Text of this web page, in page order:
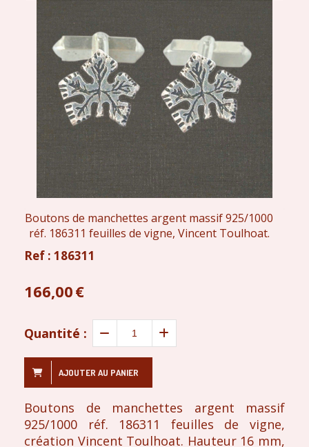
Boutons de manchettes argent massif 925/1000
réf. 186311 feuilles de vigne, Vincent Toulhoat.
Ref : 186311
166,00€
Quantité :
AJOUTER AU PANIER
Boutons de manchettes argent massif
925/1000 réf. 186311 feuilles de vigne,
création Vincent Toulhoat. Hauteur 16 mm,